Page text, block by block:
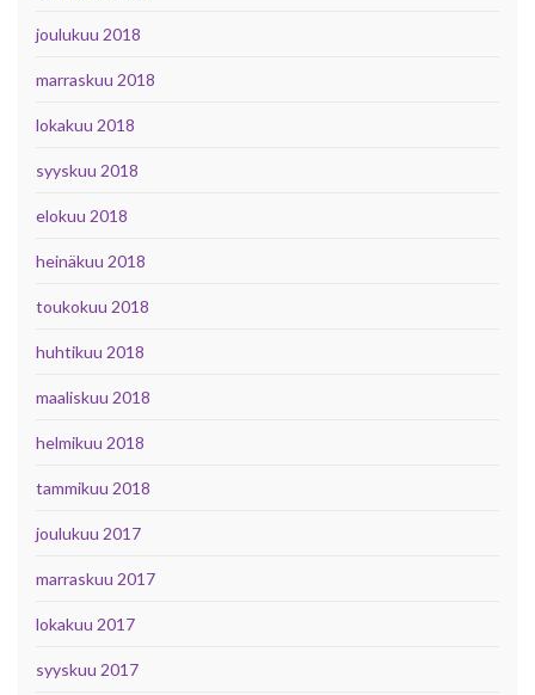
joulukuu 2018
marraskuu 2018
lokakuu 2018
syyskuu 2018
elokuu 2018
heinäkuu 2018
toukokuu 2018
huhtikuu 2018
maaliskuu 2018
helmikuu 2018
tammikuu 2018
joulukuu 2017
marraskuu 2017
lokakuu 2017
syyskuu 2017